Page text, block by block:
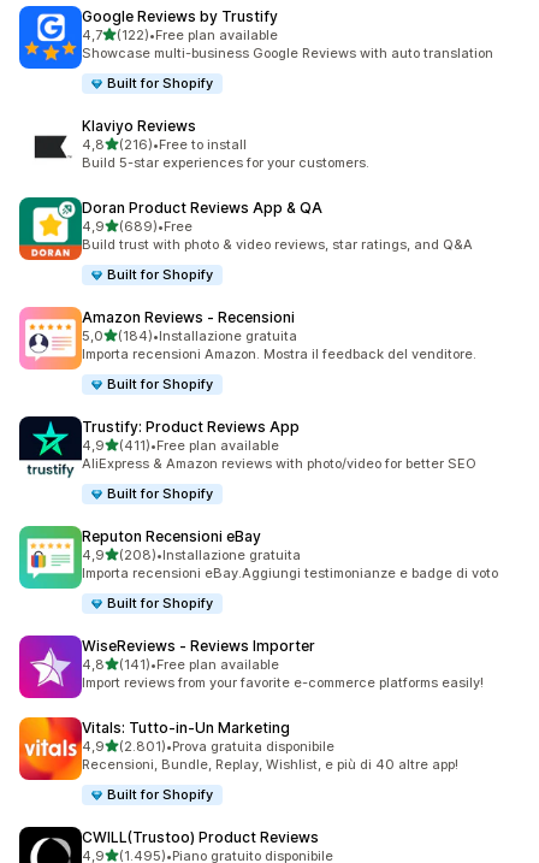
Google Reviews by Trustify
4,7stelle su 5
(122)
122 recensioni totali
•Free plan available
Showcase multi-business Google Reviews with auto translation
Built for Shopify
Klaviyo Reviews
4,8stelle su 5
(216)
216 recensioni totali
•Free to install
Build 5-star experiences for your customers.
Doran Product Reviews App & QA
4,9stelle su 5
(689)
689 recensioni totali
•Free
Build trust with photo & video reviews, star ratings, and Q&A
Built for Shopify
Amazon Reviews ‑ Recensioni
5,0stelle su 5
(184)
184 recensioni totali
•Installazione gratuita
Importa recensioni Amazon. Mostra il feedback del venditore.
Built for Shopify
Trustify: Product Reviews App
4,9stelle su 5
(411)
411 recensioni totali
•Free plan available
AliExpress & Amazon reviews with photo/video for better SEO
Built for Shopify
Reputon Recensioni eBay
4,9stelle su 5
(208)
208 recensioni totali
•Installazione gratuita
Importa recensioni eBay.Aggiungi testimonianze e badge di voto
Built for Shopify
WiseReviews ‑ Reviews Importer
4,8stelle su 5
(141)
141 recensioni totali
•Free plan available
Import reviews from your favorite e-commerce platforms easily!
Vitals: Tutto‑in‑Un Marketing
4,9stelle su 5
(2.801)
2801 recensioni totali
•Prova gratuita disponibile
Recensioni, Bundle, Replay, Wishlist, e più di 40 altre app!
Built for Shopify
CWILL(Trustoo) Product Reviews
4,9stelle su 5
(1.495)•Piano gratuito disponibile